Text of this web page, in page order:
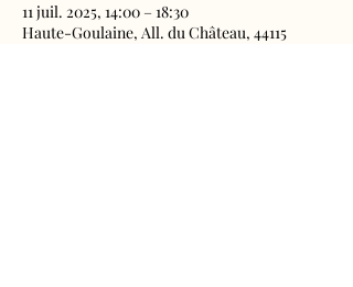
11 juil. 2025, 14:00 – 18:30
Haute-Goulaine, All. du Château, 44115